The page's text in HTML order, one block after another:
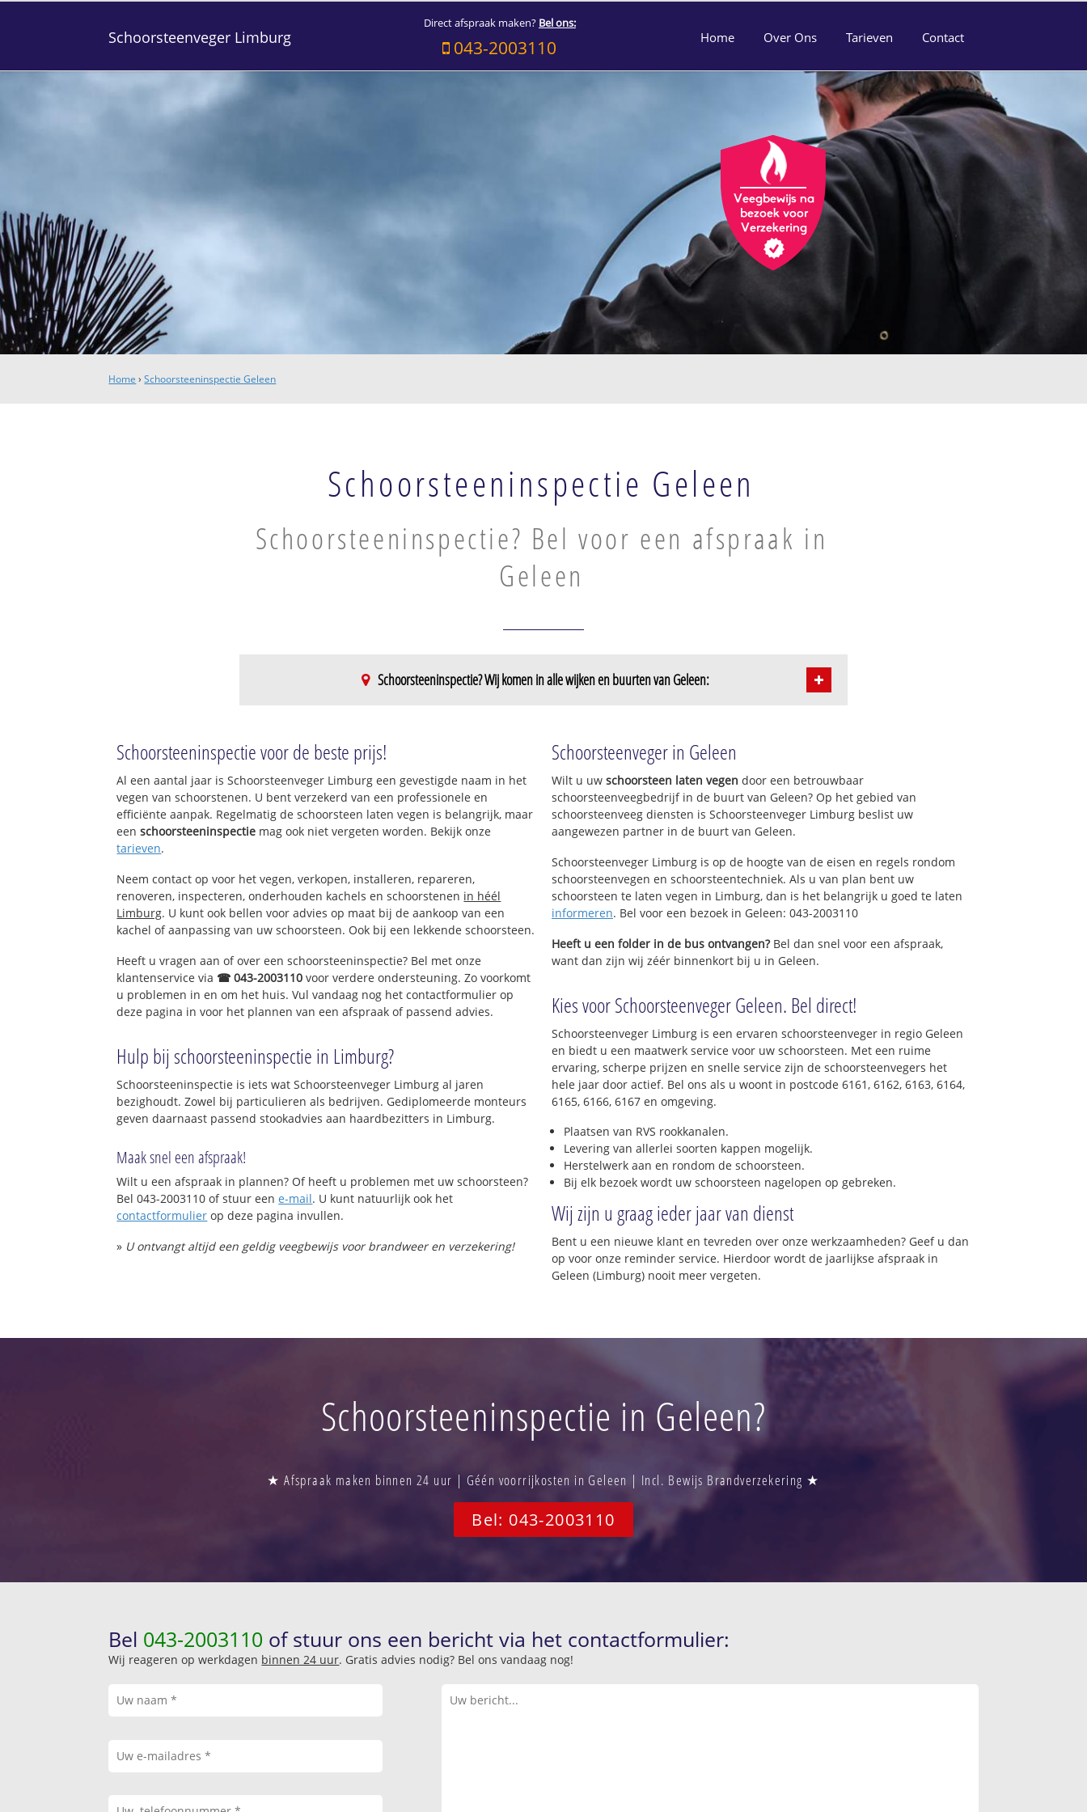
Schoorsteenveger Limburg
Direct afspraak maken? Bel ons:
043-2003110 Home Over Ons Tarieven Contact
Home ›Schoorsteeninspectie Geleen
Schoorsteeninspectie Geleen
Schoorsteeninspectie? Bel voor een afspraak in
Geleen
Schoorsteeninspectie? Wij komen in alle wijken en buurten van Geleen:
Geleen-Noord
Lindenheuvel
Geleen-Zuid
Kluis
Oud-Geleen en Haesselderveld
Schoorsteeninspectie voor de beste prijs!
Al een aantal jaar is Schoorsteenveger Limburg een gevestigde naam in het
vegen van schoorstenen. U bent verzekerd van een professionele en
efficiënte aanpak. Regelmatig de schoorsteen laten vegen is belangrijk, maar
eenschoorsteeninspectie mag ook niet vergeten worden. Bekijk onze
tarieven.
Neem contact op voor het vegen, verkopen, installeren, repareren,
renoveren, inspecteren, onderhouden kachels en schoorstenen in héél
Limburg. U kunt ook bellen voor advies op maat bij de aankoop van een
kachel of aanpassing van uw schoorsteen. Ook bij een lekkende schoorsteen.
Heeft u vragen aan of over een schoorsteeninspectie? Bel met onze
klantenservice via ☎ 043-2003110 voor verdere ondersteuning. Zo voorkomt
u problemen in en om het huis. Vul vandaag nog het contactformulier op
deze pagina in voor het plannen van een afspraak of passend advies.
Hulp bij schoorsteeninspectie in Limburg?
Schoorsteeninspectie is iets wat Schoorsteenveger Limburg al jaren
bezighoudt. Zowel bij particulieren als bedrijven. Gediplomeerde monteurs
geven daarnaast passend stookadvies aan haardbezitters in Limburg.
Maak snel een afspraak!
Wilt u een afspraak in plannen? Of heeft u problemen met uw schoorsteen?
Bel 043-2003110 of stuur eene-mail. U kunt natuurlijk ook het
contactformulier op deze pagina invullen.
» U ontvangt altijd een geldig veegbewijs voor brandweer en verzekering!
Schoorsteenveger in Geleen
Wilt u uw schoorsteen laten vegen door een betrouwbaar
schoorsteenveegbedrijf in de buurt van Geleen? Op het gebied van
schoorsteenveeg diensten is Schoorsteenveger Limburg beslist uw
aangewezen partner in de buurt van Geleen.
Schoorsteenveger Limburg is op de hoogte van de eisen en regels rondom
schoorsteenvegen en schoorsteentechniek. Als u van plan bent uw
schoorsteen te laten vegen in Limburg, dan is het belangrijk u goed te laten
informeren. Bel voor een bezoek in Geleen: 043-2003110
Heeft u een folder in de bus ontvangen?Bel dan snel voor een afspraak,
want dan zijn wij zéér binnenkort bij u in Geleen.
Kies voor Schoorsteenveger Geleen. Bel direct!
Schoorsteenveger Limburg is een ervaren schoorsteenveger in regio Geleen
en biedt u een maatwerk service voor uw schoorsteen. Met een ruime
ervaring, scherpe prijzen en snelle service zijn de schoorsteenvegers het
hele jaar door actief. Bel ons als u woont in postcode 6161, 6162, 6163, 6164,
6165, 6166, 6167 en omgeving.
Plaatsen van RVS rookkanalen.
Levering van allerlei soorten kappen mogelijk.
Herstelwerk aan en rondom de schoorsteen.
Bij elk bezoek wordt uw schoorsteen nagelopen op gebreken.
Wij zijn u graag ieder jaar van dienst
Bent u een nieuwe klant en tevreden over onze werkzaamheden? Geef u dan
op voor onze reminder service. Hierdoor wordt de jaarlijkse afspraak in
Geleen (Limburg) nooit meer vergeten.
Schoorsteeninspectie in Geleen?
★ Afspraak maken binnen 24 uur | Géén voorrijkosten in Geleen | Incl. Bewijs Brandverzekering ★
Bel: 043-2003110
Bel 043-2003110 of stuur ons een bericht via het contactformulier:
Wij reageren op werkdagen binnen 24 uur. Gratis advies nodig? Bel ons vandaag nog!